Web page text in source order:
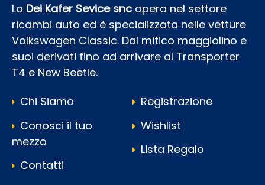
La Dei Kafer Sevice snc opera nel settore
ricambi auto ed è specializzata nelle vetture
Volkswagen Classic. Dal mitico maggiolino e
suoi derivati fino ad arrivare al Transporter
T4 e New Beetle.
Chi Siamo
Conosci il tuo
mezzo
Contatti
Registrazione
Wishlist
Lista Regalo